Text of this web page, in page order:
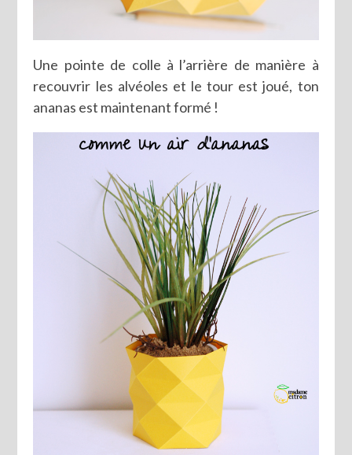
Une pointe de colle à l’arrière de manière à
recouvrir les alvéoles et le tour est joué, ton
ananas est maintenant formé !